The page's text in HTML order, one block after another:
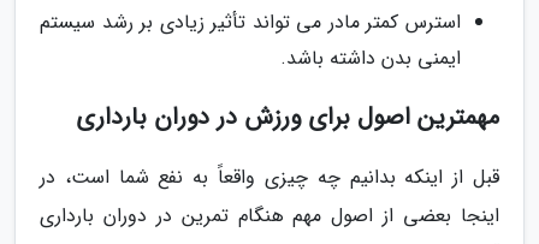
استرس کمتر مادر می تواند تأثیر زیادی بر رشد سیستم
ایمنی بدن داشته باشد.
مهمترین اصول برای ورزش در دوران بارداری
قبل از اینکه بدانیم چه چیزی واقعاً به نفع شما است، در
اینجا بعضی از اصول مهم هنگام تمرین در دوران بارداری